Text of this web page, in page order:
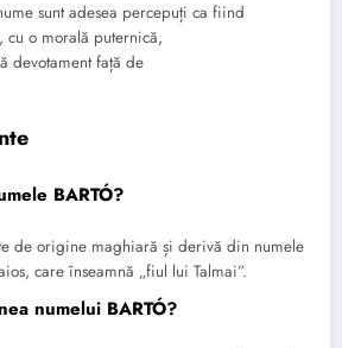
sunt adesea percepuți ca fiind
cu o morală puternică,
devotament față de
BARTÓ?
de origine maghiară și derivă din numele
care înseamnă „fiul lui Talmai”.
numelui BARTÓ?